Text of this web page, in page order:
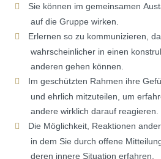
Sie können im gemeinsamen
auf die Gruppe wirken.
Erlernen so zu kommunizieren,
wahrscheinlicher in einen
anderen gehen können.
Im geschützten Rahmen ihre
und ehrlich mitzuteilen, um
andere wirklich darauf reagieren.
Die Möglichkeit, Reaktionen
in dem Sie durch offene
deren innere Situation erfahren.